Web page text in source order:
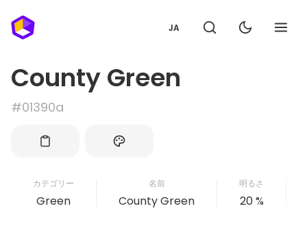
JA
County Green
#01390a
カテゴリー
Green
名前
County Green
明るさ
20 %